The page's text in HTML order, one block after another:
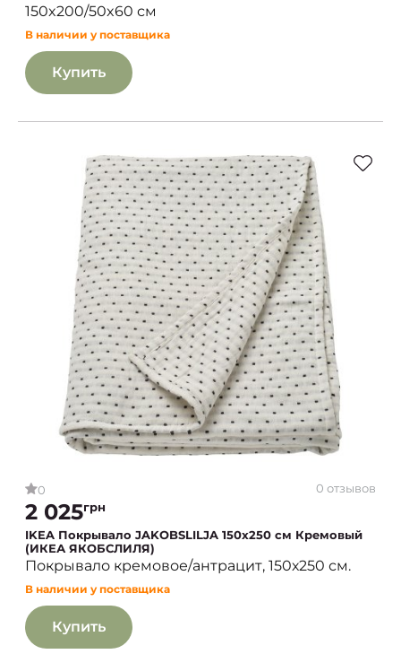
150x200/50x60 см
В наличии у поставщика
Купить
0 0 отзывов
2 025грн
IKEA Покрывало JAKOBSLILJA 150х250 см Кремовый
(ИКЕА ЯКОБСЛИЛЯ)
Покрывало кремовое/антрацит, 150х250 см.
В наличии у поставщика
Купить